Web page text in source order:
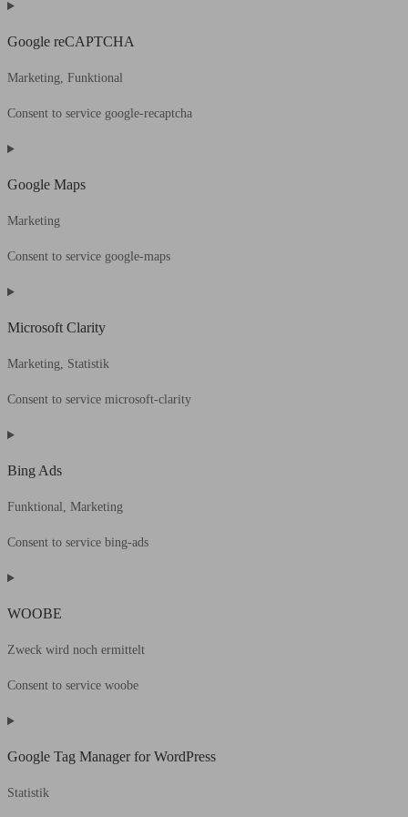
Google reCAPTCHA
Marketing, Funktional
Consent to service google-recaptcha
Google Maps
Marketing
Consent to service google-maps
Microsoft Clarity
Marketing, Statistik
Consent to service microsoft-clarity
Bing Ads
Funktional, Marketing
Consent to service bing-ads
WOOBE
Zweck wird noch ermittelt
Consent to service woobe
Google Tag Manager for WordPress
Statistik